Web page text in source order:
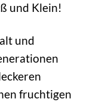
und Klein!
und
fruchtigen